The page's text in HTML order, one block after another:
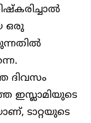
ഒരു
ദിവസം
ഇസ്ലാമിയുടെ
ടാറ്റയുടെ